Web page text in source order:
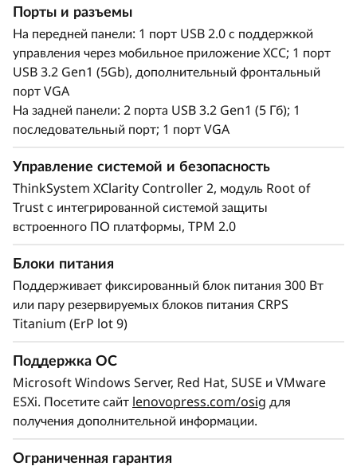
соответствующие вашим потребностям.
В комплект поставки SR250 V3 входит
контроллер Lenovo XClarity Controller —
решение для стандартизации и автоматизации
управления сервером. Его функции
распространяются на весь портфель
ИТ-инфраструктурой. XClarity также помогает
ускорить развертывание.
Отличное соотношение цена-качество
Модель SR250 V3 по соотношению цены и
Порты и разъемы
На передней панели: 1 порт USB 2.0 с поддержкой
управления через мобильное приложение XCC; 1 порт
USB 3.2 Gen1 (5Gb), дополнительный фронтальный
порт VGA
На задней панели: 2 порта USB 3.2 Gen1 (5 Гб); 1
последовательный порт; 1 порт VGA
Управление системой и безопасность
ThinkSystem XClarity Controller 2, модуль Root of
Trust с интегрированной системой защиты
встроенного ПО платформы, TPM 2.0
Блоки питания
Поддерживает фиксированный блок питания 300 Вт
или пару резервируемых блоков питания CRPS
Titanium (ErP lot 9)
Поддержка ОС
Microsoft Windows Server, Red Hat, SUSE и VMware
ESXi. Посетите сайт lenovopress.com/osig для
получения дополнительной информации.
Ограниченная гарантия